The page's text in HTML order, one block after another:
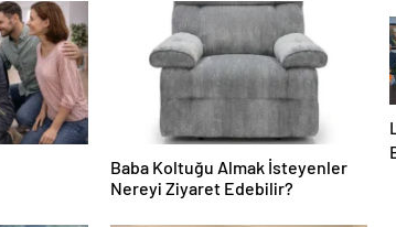
Baba Koltuğu Almak İsteyenler
Nereyi Ziyaret Edebilir?